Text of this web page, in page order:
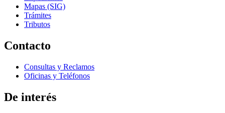
Mapas (SIG)
Trámites
Tributos
Contacto
Consultas y Reclamos
Oficinas y Teléfonos
De interés